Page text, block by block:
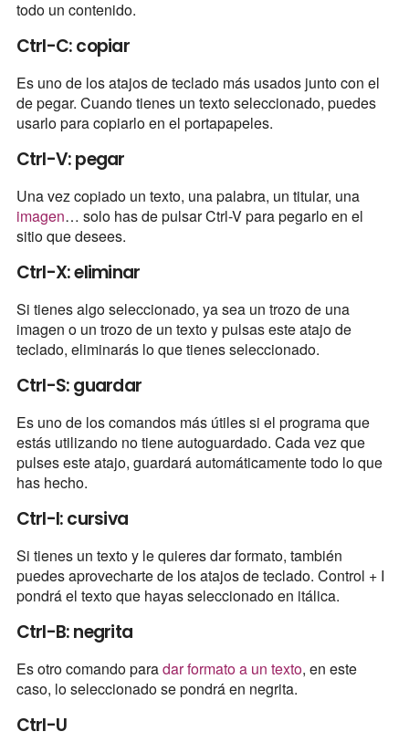
todo un contenido.
Ctrl-C: copiar
Es uno de los atajos de teclado más usados junto con el
de pegar. Cuando tienes un texto seleccionado, puedes
usarlo para copiarlo en el portapapeles.
Ctrl-V: pegar
Una vez copiado un texto, una palabra, un titular, una
imagen… solo has de pulsar Ctrl-V para pegarlo en el
sitio que desees.
Ctrl-X: eliminar
Si tienes algo seleccionado, ya sea un trozo de una
imagen o un trozo de un texto y pulsas este atajo de
teclado, eliminarás lo que tienes seleccionado.
Ctrl-S: guardar
Es uno de los comandos más útiles si el programa que
estás utilizando no tiene autoguardado. Cada vez que
pulses este atajo, guardará automáticamente todo lo que
has hecho.
Ctrl-I: cursiva
Si tienes un texto y le quieres dar formato, también
puedes aprovecharte de los atajos de teclado. Control + I
pondrá el texto que hayas seleccionado en itálica.
Ctrl-B: negrita
Es otro comando paradar formato a un texto, en este
caso, lo seleccionado se pondrá en negrita.
Ctrl-U